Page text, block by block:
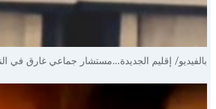
بالفيديو/ إقليم الجديدة…مستشار جماعي غارق في